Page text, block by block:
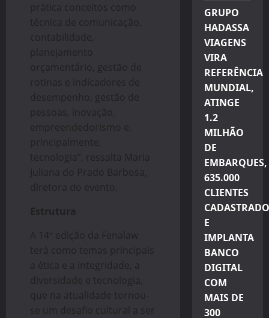
prática conceitos como
técnica de comunicação,
contabilidade,
planejamento
orçamentário, gestão de
rotinas e indicadores de
desempenho, gestão de
pessoas, inovação,
empreendedorismo e,
principalmente,
tecnologia”, ressalta Maria
Juliana do Prado Barbosa,
diretora do evento.
Estrutura
A 14ª edição da Fenalaw
terá como temas principais
a ética e a integridade, a
diversidade e tecnologia,
que na atualidade tornou-
se um desafio cultural a ser
GRUPO
HADASSA
VIAGENS
VIRA
REFERÊNCIA
MUNDIAL,
ATINGE
1.2
MILHÃO
DE
EMBARQUES,
635.000
CLIENTES
E
IMPLANTA
BANCO
DIGITAL
COM
MAIS DE
300